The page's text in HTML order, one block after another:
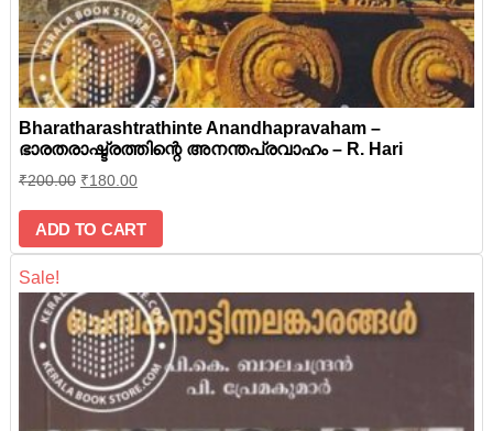
Bharatharashtrathinte Anandhapravaham –
ഭാരതരാഷ്ട്രത്തിന്റെ അനന്തപ്രവാഹം – R. Hari
₹200.00 ₹180.00
ADD TO CART
Sale!